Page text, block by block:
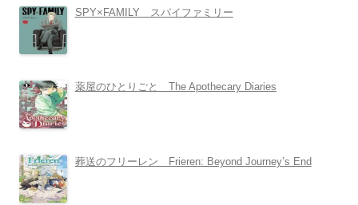
SPY×FAMILY スパイファミリー
薬屋のひとりごと The Apothecary Diaries
葬送のフリーレン Frieren: Beyond Journey’s End